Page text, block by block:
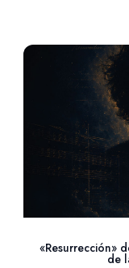
«Resurrección»
de